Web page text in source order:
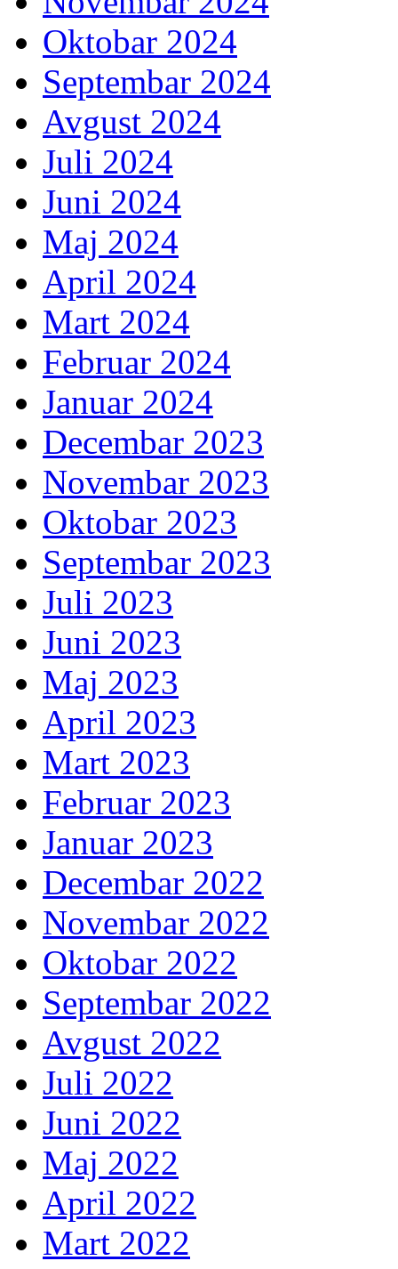
Oktobar 2024
Septembar 2024
Avgust 2024
Juli 2024
Juni 2024
Maj 2024
April 2024
Mart 2024
Februar 2024
Januar 2024
Decembar 2023
Novembar 2023
Oktobar 2023
Septembar 2023
Juli 2023
Juni 2023
Maj 2023
April 2023
Mart 2023
Februar 2023
Januar 2023
Decembar 2022
Novembar 2022
Oktobar 2022
Septembar 2022
Avgust 2022
Juli 2022
Juni 2022
Maj 2022
April 2022
Mart 2022